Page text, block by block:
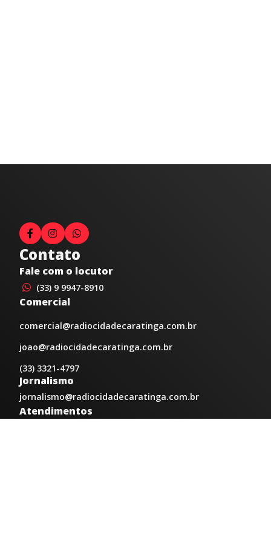
Contato
Fale com o locutor
(33) 9 9947-8910
Comercial
comercial@radiocidadecaratinga.com.br
joao@radiocidadecaratinga.com.br
(33) 3321-4797
Jornalismo
jornalismo@radiocidadecaratinga.com.br
Atendimentos